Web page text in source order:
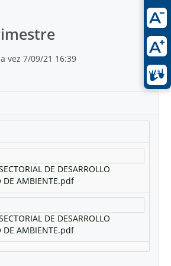
vez 7/09/21 16:39
DE DESARROLLO
DE AMBIENTE.pdf
DE DESARROLLO
DE AMBIENTE.pdf